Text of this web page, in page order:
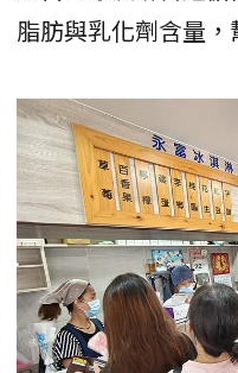
脂肪與乳化劑含量，